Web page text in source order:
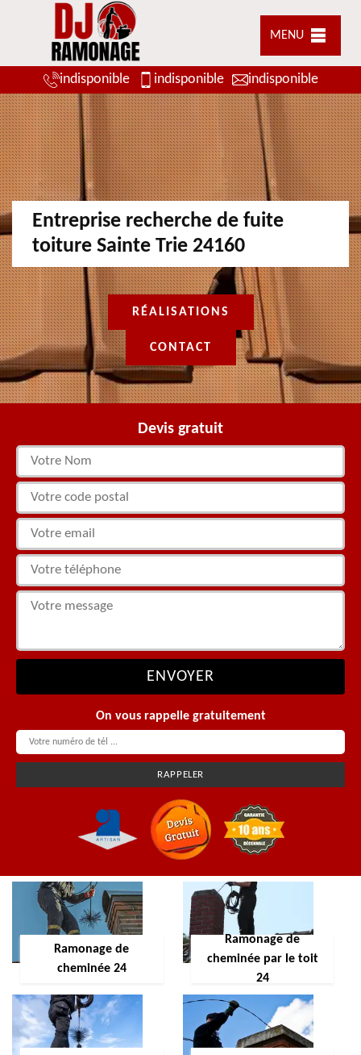
MENU
indisponible indisponible indisponible
Entreprise recherche de fuite
toiture Sainte Trie 24160
RÉALISATIONS
CONTACT
Devis gratuit
On vous rappelle gratuitement
Ramonage de
cheminée 24
Ramonage de
cheminée par le toit
24